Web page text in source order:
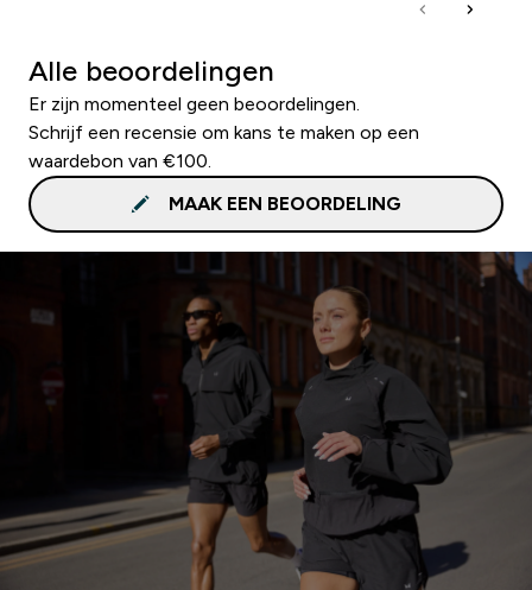
Alle beoordelingen
Er zijn momenteel geen beoordelingen.
Schrijf een recensie om kans te maken op een
waardebon van €100.
MAAK EEN BEOORDELING